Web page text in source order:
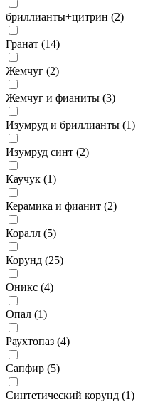
бриллианты+цитрин (2)
Гранат (14)
Жемчуг (2)
Жемчуг и фианиты (3)
Изумруд и бриллианты (1)
Изумруд синт (2)
Каучук (1)
Керамика и фианит (2)
Коралл (5)
Корунд (25)
Оникс (4)
Опал (1)
Раухтопаз (4)
Сапфир (5)
Синтетический корунд (1)